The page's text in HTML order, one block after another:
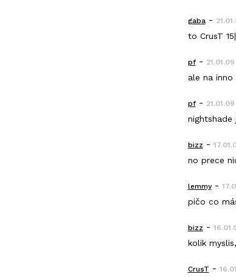
gaba-
to CrusT
pf-
ale na
pf-
nightshade
bizz-
no prece
lemmy-
pičo co
bizz-
kolik
CrusT -